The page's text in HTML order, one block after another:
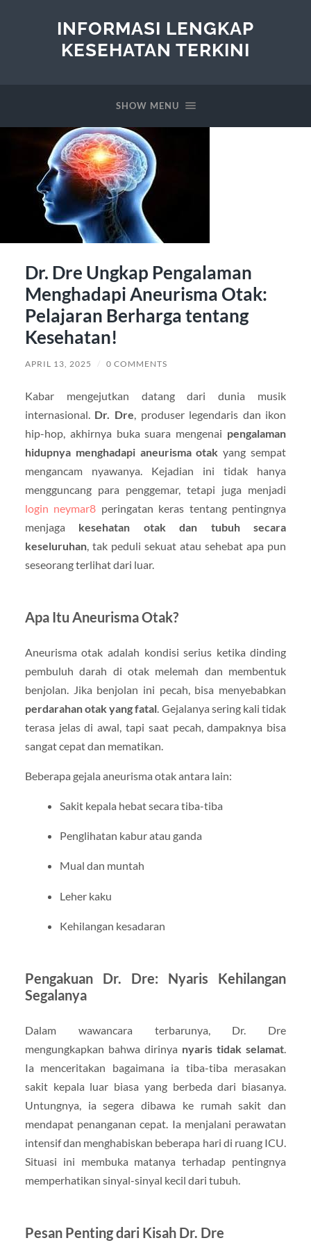
INFORMASI LENGKAP
KESEHATAN TERKINI
SHOW MENU
Dr. Dre Ungkap Pengalaman
Menghadapi Aneurisma Otak:
Pelajaran Berharga tentang
Kesehatan!
APRIL 13, 2025 / 0 COMMENTS
Kabar mengejutkan datang dari dunia musik
internasional. Dr. Dre, produser legendaris dan ikon
hip-hop, akhirnya buka suara mengenai pengalaman
hidupnya menghadapi aneurisma otak yang sempat
mengancam nyawanya. Kejadian ini tidak hanya
mengguncang para penggemar, tetapi juga menjadi
login neymar8 peringatan keras tentang pentingnya
menjaga kesehatan otak dan tubuh secara
keseluruhan, tak peduli sekuat atau sehebat apa pun
seseorang terlihat dari luar.
Apa Itu Aneurisma Otak?
Aneurisma otak adalah kondisi serius ketika dinding
pembuluh darah di otak melemah dan membentuk
benjolan. Jika benjolan ini pecah, bisa menyebabkan
perdarahan otak yang fatal. Gejalanya sering kali tidak
terasa jelas di awal, tapi saat pecah, dampaknya bisa
sangat cepat dan mematikan.
Beberapa gejala aneurisma otak antara lain:
Sakit kepala hebat secara tiba-tiba
Penglihatan kabur atau ganda
Mual dan muntah
Leher kaku
Kehilangan kesadaran
Pengakuan Dr. Dre: Nyaris Kehilangan
Segalanya
Dalam wawancara terbarunya, Dr. Dre
mengungkapkan bahwa dirinya nyaris tidak selamat
Ia menceritakan bagaimana ia tiba-tiba merasakan
sakit kepala luar biasa yang berbeda dari biasanya.
Untungnya, ia segera dibawa ke rumah sakit dan
mendapat penanganan cepat. Ia menjalani perawatan
intensif dan menghabiskan beberapa hari di ruang ICU.
Situasi ini membuka matanya terhadap pentingnya
memperhatikan sinyal-sinyal kecil dari tubuh.
Pesan Penting dari Kisah Dr. Dre